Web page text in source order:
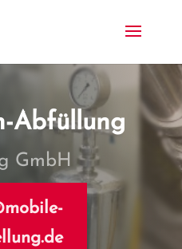
Abfüllung
GmbH